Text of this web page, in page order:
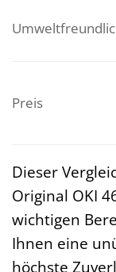
Preis
Dieser
Original OKI
wichtigen
Ihnen eine
höchste